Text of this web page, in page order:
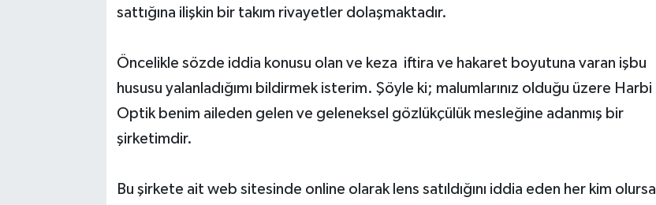
sattığına ilişkin bir takım rivayetler dolaşmaktadır.
Öncelikle sözde iddia konusu olan ve keza iftira ve hakaret boyutuna varan işbu
hususu yalanladığımı bildirmek isterim. Şöyle ki; malumlarınız olduğu üzere Harbi
Optik benim aileden gelen ve geleneksel gözlükçülük mesleğine adanmış bir
şirketimdir.
Bu şirkete ait web sitesinde online olarak lens satıldığını iddia eden her kim olursa